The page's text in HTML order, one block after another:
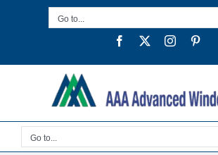
Go to...
Facebook
TwitterInstagram
Go to...